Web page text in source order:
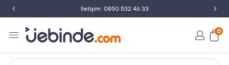
İletişim: 0850 532 46 33
0